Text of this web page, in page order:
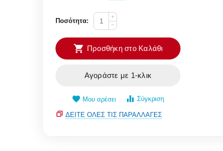
Ποσότητα:
+
−
Προσθήκη στο Καλάθι
Αγοράστε με 1-κλικ
Μου αρέσει Σύγκριση
ΔΕΊΤΕ ΌΛΕΣ ΤΙΣ ΠΑΡΑΛΛΑΓΈΣ